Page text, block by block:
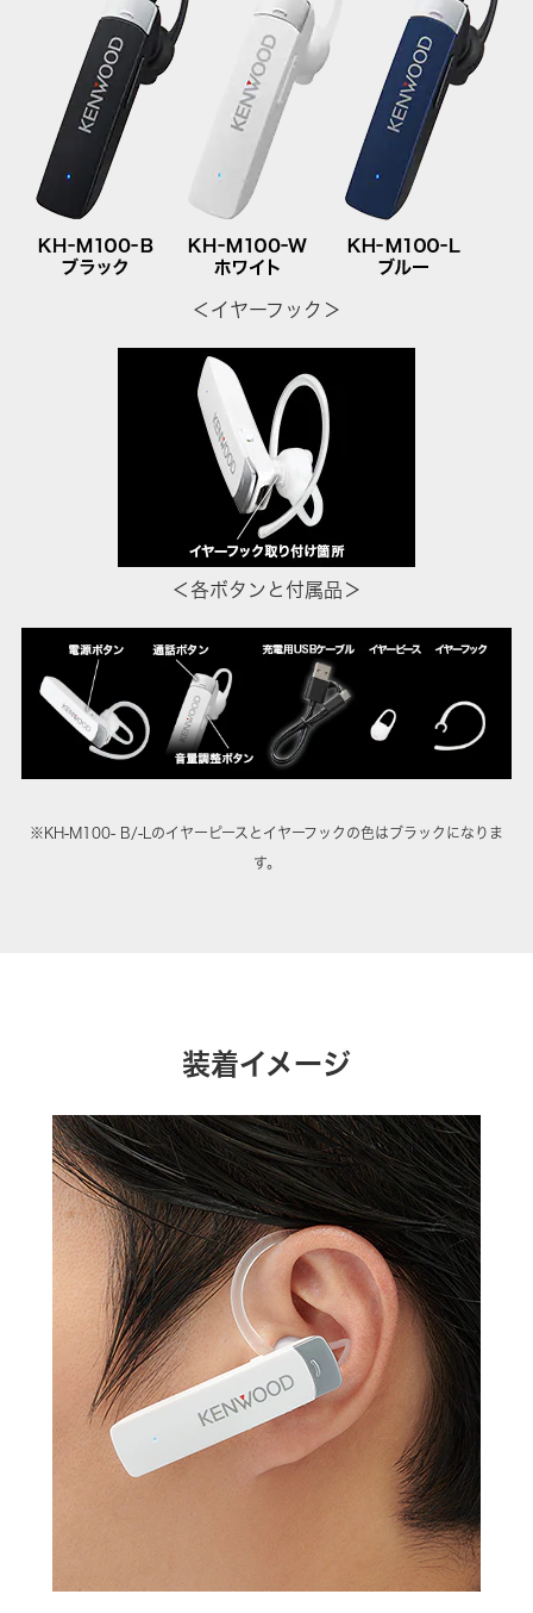
＜イヤーフック＞
＜各ボタンと付属品＞
※KH-M100- B/-Lのイヤーピースとイヤーフックの色はブラックになりま
す。
装着イメージ